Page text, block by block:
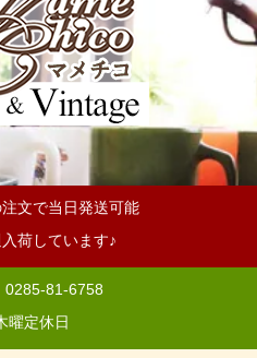
文で当日発送可能
荷しています♪
0285-81-6758
曜定休日